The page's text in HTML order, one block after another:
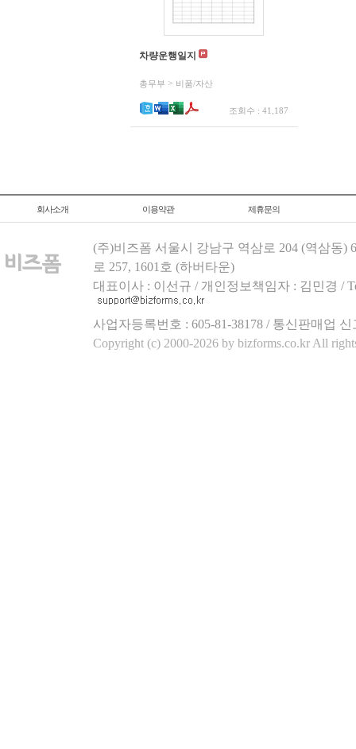
차량운행일지
총무부 > 비품/자산
조회수 : 41,187
회사소개 이용약관 제휴문의
(주)비즈폼 서울시 강남구 역삼로 204 (역삼동)
로 257, 1601호 (하버타운)
대표이사 : 이선규 / 개인정보책임자 : 김민경 /
사업자등록번호 : 605-81-38178 / 통신판매업
Copyright (c) 2000-2026 by bizforms.co.kr All